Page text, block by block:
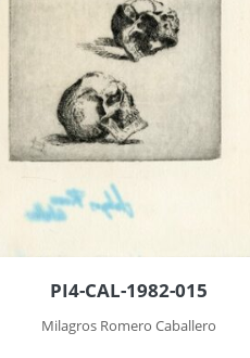
PI4-CAL-1982-015
Milagros Romero Caballero